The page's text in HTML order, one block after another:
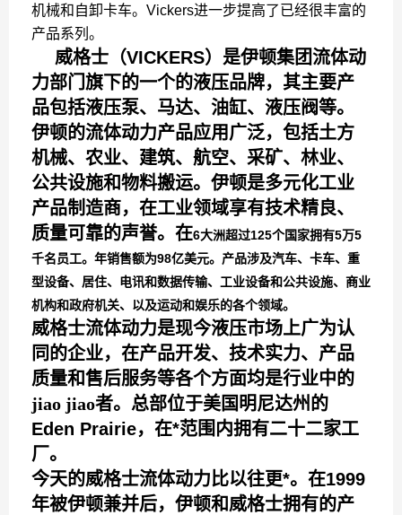
机械和自卸卡车。Vickers进一步提高了已经很丰富的
产品系列。
威格士（VICKERS）是伊顿集团流体动
力部门旗下的一个的液压品牌，其主要产
品包括液压泵、马达、油缸、液压阀等。
伊顿的流体动力产品应用广泛，包括土方
机械、农业、建筑、航空、采矿、林业、
公共设施和物料搬运。伊顿是多元化工业
产品制造商，在工业领域享有技术精良、
质量可靠的声誉。在6大洲超过125个国家拥有5万5
千名员工。年销售额为98亿美元。产品涉及汽车、卡车、重
型设备、居住、电讯和数据传输、工业设备和公共设施、商业
机构和政府机关、以及运动和娱乐的各个领域。
威格士流体动力是现今液压市场上广为认
同的企业，在产品开发、技术实力、产品
质量和售后服务等各个方面均是行业中的
jiao jiao者。总部位于美国明尼达州的
Eden Prairie，在*范围内拥有二十二家工
厂。
今天的威格士流体动力比以往更*。在1999
年被伊顿兼并后，伊顿和威格士拥有的产